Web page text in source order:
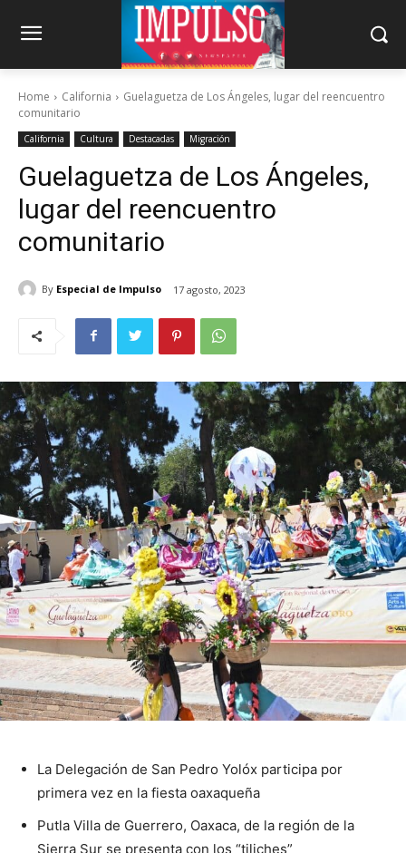
Home California
Guelaguetza de Los Ángeles, lugar del reencuentro
comunitario
California Cultura Destacadas Migración
Guelaguetza de Los Ángeles,
lugar del reencuentro
comunitario
By Especial de Impulso 17 agosto, 2023
La Delegación de San Pedro Yolóx participa por
primera vez en la fiesta oaxaqueña
Putla Villa de Guerrero, Oaxaca, de la región de la
Sierra Sur se presenta con los “tiliches”